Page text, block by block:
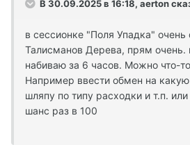
В 30.09.2025 в 16:18, aerton
в сессионке "Поля Упадка"
Талисманов Дерева, прям очень.
набиваю за 6 часов. Можно что-
Например ввести обмен на
шляпу по типу расходки и т.п.
шанс раз в 100